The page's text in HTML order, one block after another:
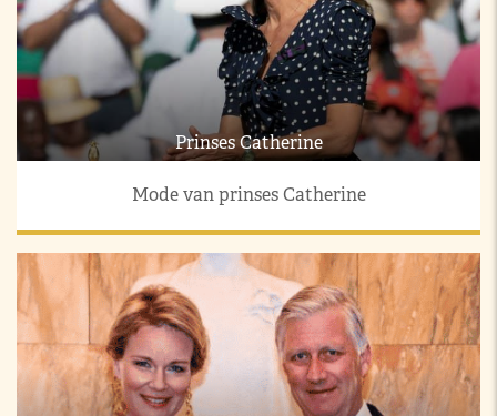
Prinses Catherine
Mode van prinses Catherine